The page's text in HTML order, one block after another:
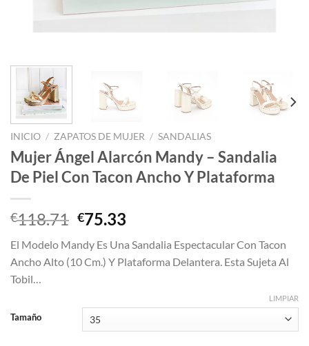
INICIO / ZAPATOS DE MUJER / SANDALIAS
Mujer Ángel Alarcón Mandy – Sandalia
De Piel Con Tacon Ancho Y Plataforma
€118.71 El
original
era:
€75.33
actual
es:
El Modelo Mandy Es Una Sandalia Espectacular Con Tacon
Ancho Alto (10 Cm.) Y Plataforma Delantera. Esta Sujeta Al
Tobil…
Tamaño
LIMPIAR